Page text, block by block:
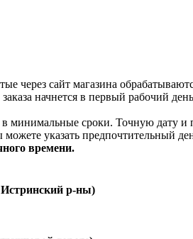
через сайт магазина
начнется в первый рабочий
в минимальные сроки. Точную дату и
указать предпочтительный
времени.
Истринский р-ны)